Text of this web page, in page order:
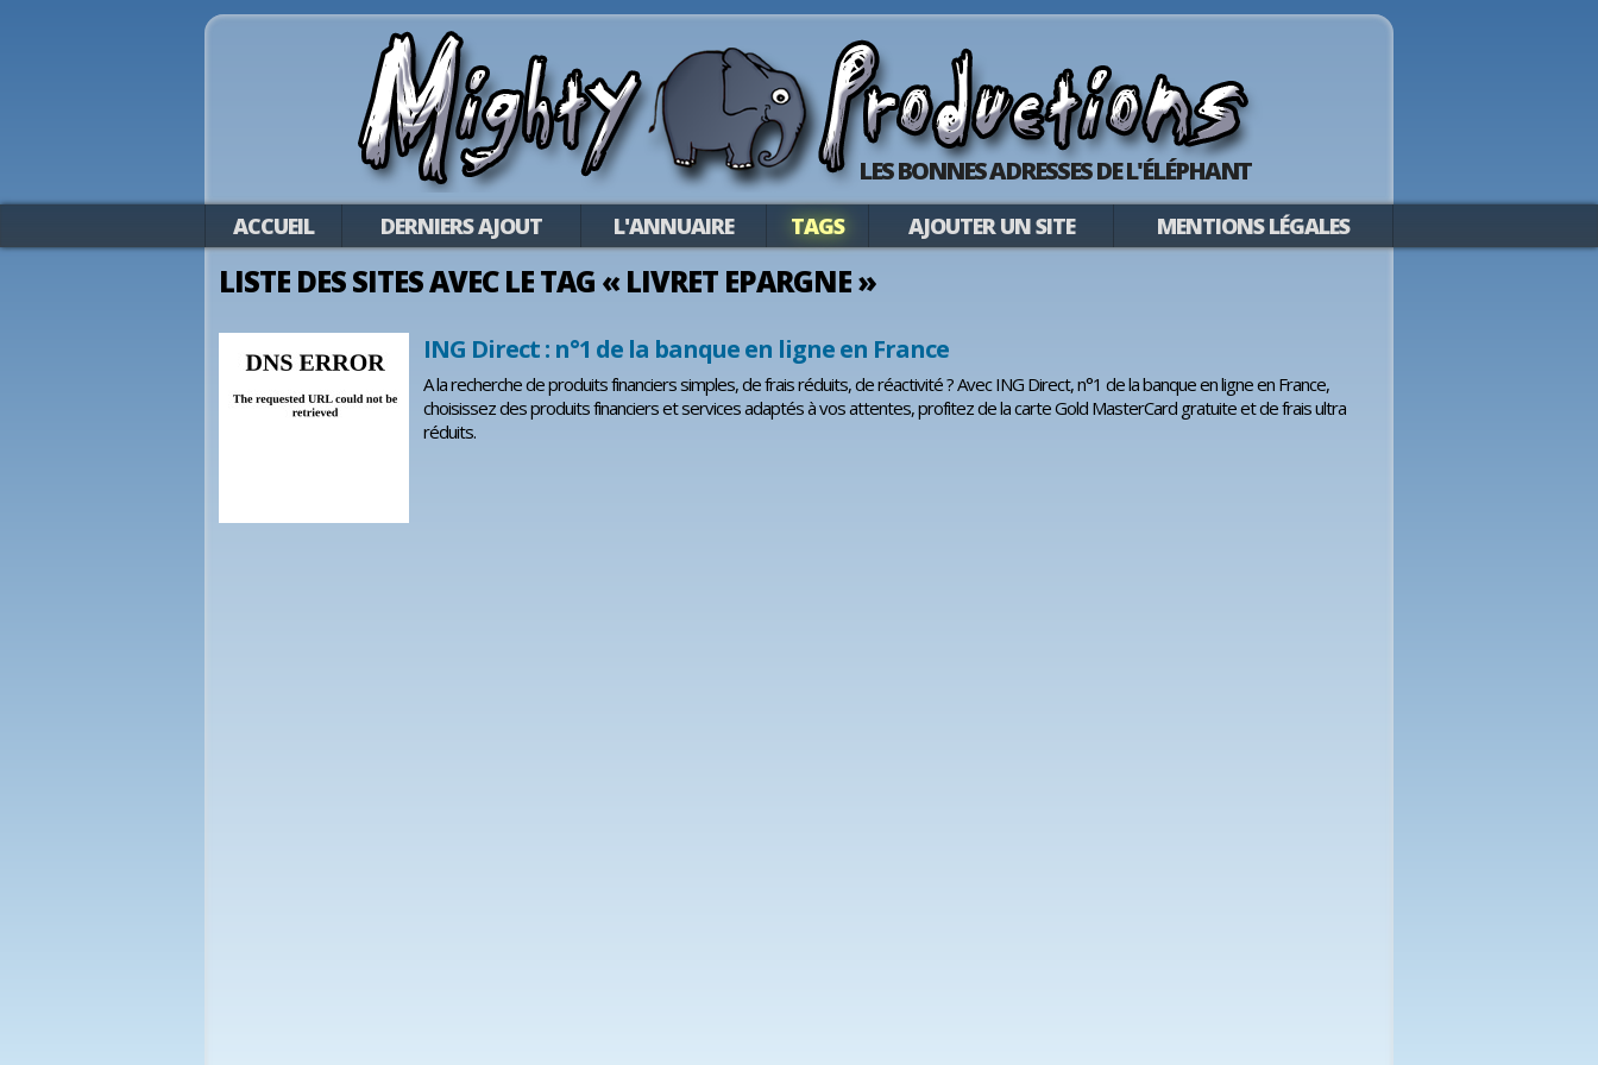
LES BONNES ADRESSES DE L'ÉLÉPHANT
ACCUEIL DERNIERS AJOUT L'ANNUAIRE TAGS AJOUTER UN SITE MENTIONS LÉGALES
LISTE DES SITES AVEC LE TAG « LIVRET EPARGNE »
ING Direct : n°1 de la banque en ligne en France
A la recherche de produits financiers simples, de frais réduits, de réactivité ? Avec ING Direct, n°1 de la banque en ligne en France,
choisissez des produits financiers et services adaptés à vos attentes, profitez de la carte Gold MasterCard gratuite et de frais ultra
réduits.